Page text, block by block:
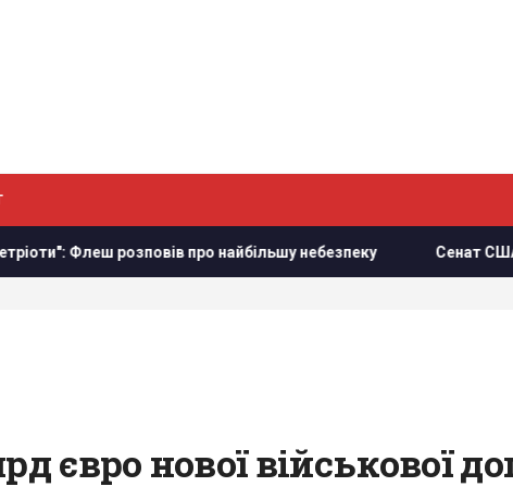
розповів про найбільшу небезпеку Сенат США
євро нової військової